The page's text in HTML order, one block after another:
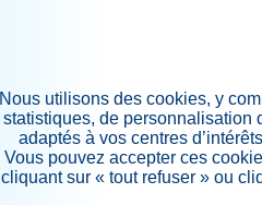
Nous utilisons des cookies, y
statistiques, de personnalisation
adaptés à vos centres
Vous pouvez accepter ces
cliquant sur « tout refuser » ou